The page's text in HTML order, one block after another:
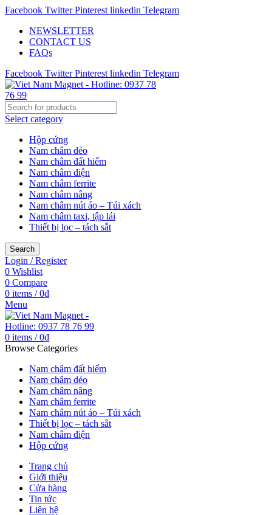
Facebook Twitter Pinterest linkedin Telegram
NEWSLETTER
CONTACT US
FAQs
Facebook Twitter Pinterest linkedin Telegram
Select category
Hộp cứng
Nam châm dẻo
Nam châm đất hiếm
Nam châm điện
Nam châm ferrite
Nam châm nâng
Nam châm nút áo – Túi xách
Nam châm taxi, tập lái
Thiết bị lọc – tách sắt
Search
Login / Register
0 Wishlist
0 Compare
0 items / 0₫
Menu
0 items / 0₫
Browse Categories
Nam châm đất hiếm
Nam châm dẻo
Nam châm nâng
Nam châm ferrite
Nam châm nút áo – Túi xách
Thiết bị lọc – tách sắt
Nam châm điện
Hộp cứng
Trang chủ
Giới thiệu
Cửa hàng
Tin tức
Liên hệ